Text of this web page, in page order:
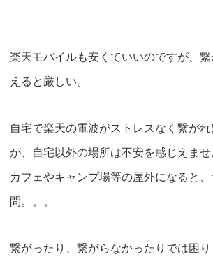
楽天モバイルも安くていいのですが、
えると厳しい。
自宅で楽天の電波がストレスなく繋が
が、自宅以外の場所は不安を感じえま
カフェやキャンプ場等の屋外になると
問。。。
繋がったり、繋がらなかったりでは困り